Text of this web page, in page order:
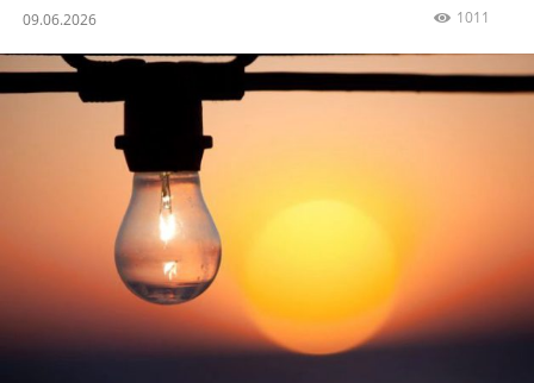
09.06.2026 1011